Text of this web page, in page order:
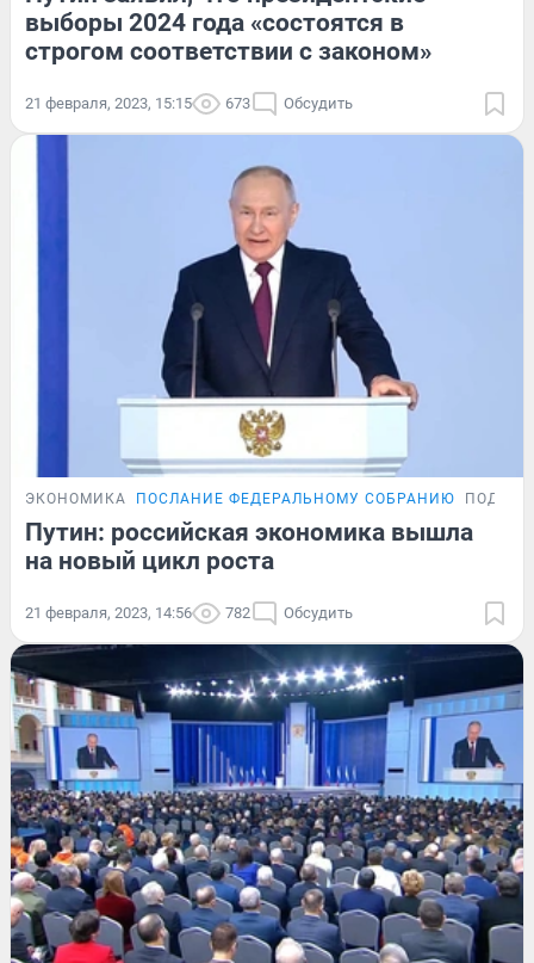
выборы 2024 года «состоятся в
строгом соответствии с законом»
21 февраля, 2023, 15:15 673 Обсудить
ЭКОНОМИКА ПОСЛАНИЕ ФЕДЕРАЛЬНОМУ СОБРАНИЮ
Путин: российская экономика вышла
на новый цикл роста
21 февраля, 2023, 14:56 782 Обсудить